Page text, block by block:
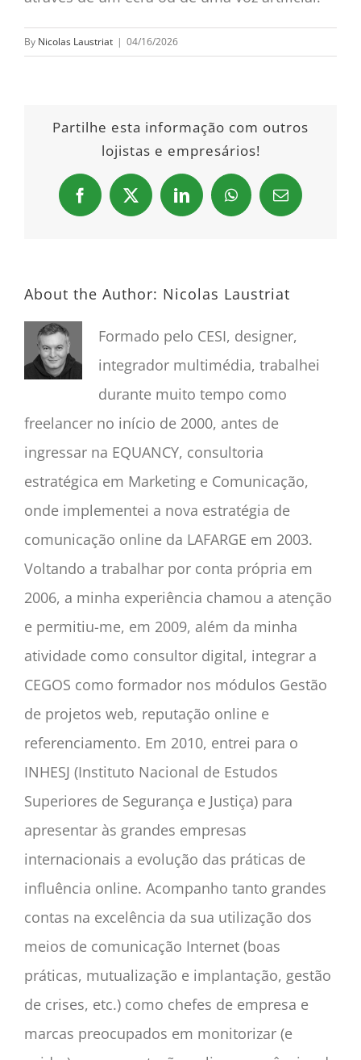
By Nicolas Laustriat | 04/16/2026
Partilhe esta informação com outros
lojistas e empresários!
Facebook
X LinkedInWhatsAppEmail
About the Author: Nicolas Laustriat
Formado pelo CESI, designer,
integrador multimédia, trabalhei
durante muito tempo como
freelancer no início de 2000, antes de
ingressar na EQUANCY, consultoria
estratégica em Marketing e Comunicação,
onde implementei a nova estratégia de
comunicação online da LAFARGE em 2003.
Voltando a trabalhar por conta própria em
2006, a minha experiência chamou a atenção
e permitiu-me, em 2009, além da minha
atividade como consultor digital, integrar a
CEGOS como formador nos módulos Gestão
de projetos web, reputação online e
referenciamento. Em 2010, entrei para o
INHESJ (Instituto Nacional de Estudos
Superiores de Segurança e Justiça) para
apresentar às grandes empresas
internacionais a evolução das práticas de
influência online. Acompanho tanto grandes
contas na excelência da sua utilização dos
meios de comunicação Internet (boas
práticas, mutualização e implantação, gestão
de crises, etc.) como chefes de empresa e
marcas preocupados em monitorizar (e